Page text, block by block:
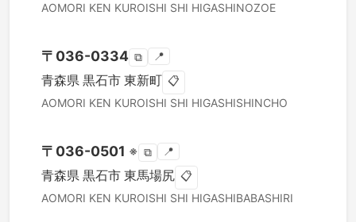
AOMORI KEN KUROISHI SHI HIGASHINOZOE
〒 036-0334 ⧉ 📍
青森県 黒石市 東新町 📋
AOMORI KEN KUROISHI SHI HIGASHISHINCHO
〒 036-0501 ※ ⧉ 📍
青森県 黒石市 東馬場尻 📋
AOMORI KEN KUROISHI SHI HIGASHIBABASHIRI